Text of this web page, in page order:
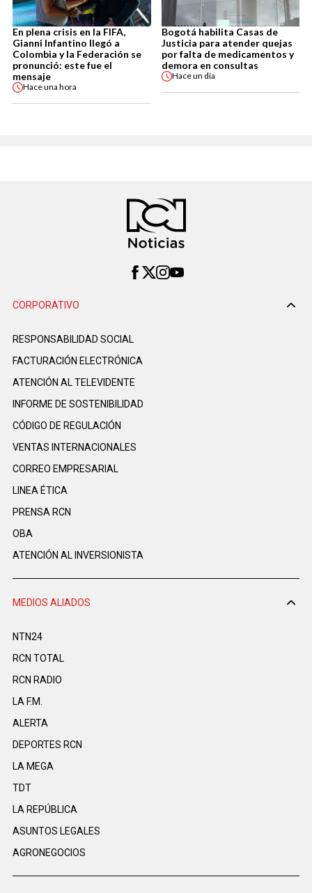
En plena crisis en la FIFA,
Gianni Infantino llegó a
Colombia y la Federación se
pronunció: este fue el
mensaje
Haceuna hora
Bogotá habilita Casas de
Justicia para atender quejas
por falta de medicamentos y
demora en consultas
Haceun día
CORPORATIVO
RESPONSABILIDAD SOCIAL
FACTURACIÓN ELECTRÓNICA
ATENCIÓN AL TELEVIDENTE
INFORME DE SOSTENIBILIDAD
CÓDIGO DE REGULACIÓN
VENTAS INTERNACIONALES
CORREO EMPRESARIAL
LINEA ÉTICA
PRENSA RCN
OBA
ATENCIÓN AL INVERSIONISTA
MEDIOS ALIADOS
NTN24
RCN TOTAL
RCN RADIO
LA F.M.
ALERTA
DEPORTES RCN
LA MEGA
TDT
LA REPÚBLICA
ASUNTOS LEGALES
AGRONEGOCIOS